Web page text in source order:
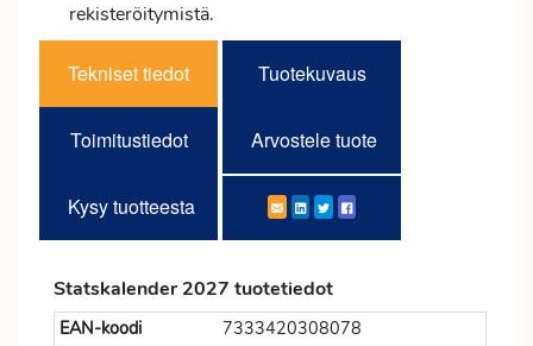
rekisteröitymistä.
Tekniset tiedot Tuotekuvaus
Toimitustiedot Arvostele tuote
Kysy tuotteesta
Statskalender 2027 tuotetiedot
EAN-koodi
7333420308078